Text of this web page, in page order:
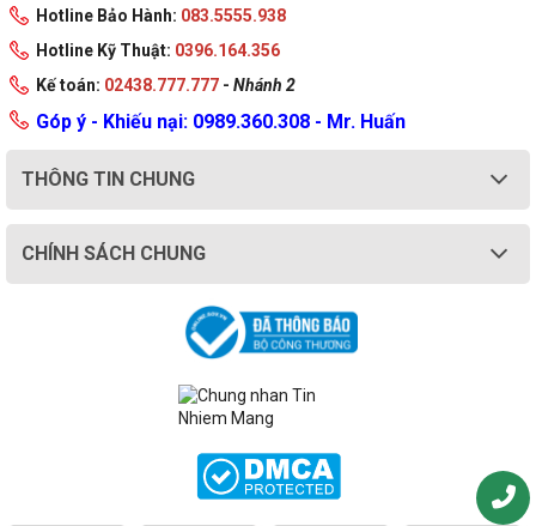
Hotline Bảo Hành: 083.5555.938
Hotline Kỹ Thuật: 0396.164.356
Kế toán: 02438.777.777 - Nhánh 2
Góp ý - Khiếu nại: 0989.360.308 - Mr. Huấn
THÔNG TIN CHUNG
CHÍNH SÁCH CHUNG